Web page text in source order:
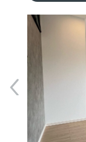
TOP